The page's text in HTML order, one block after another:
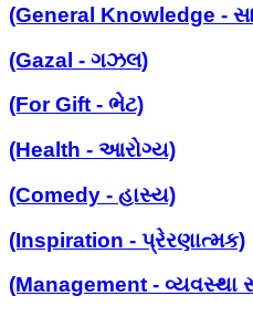
(General Knowledge -
(Gazal - ગઝલ)
(For Gift - ભેટ)
(Health - આરોગ્ય)
(Comedy - હાસ્ય)
(Inspiration - પ્રેરણાત્મક)
(Management - વ્યવસ્થા